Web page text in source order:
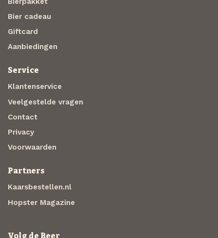
Bier cadeau
Giftcard
Aanbiedingen
Service
Klantenservice
Veelgestelde vragen
Contact
Privacy
Voorwaarden
Partners
Kaarsbestellen.nl
Hopster Magazine
Volg de Beer